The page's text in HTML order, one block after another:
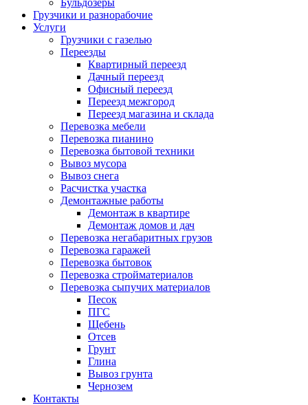
Бульдозеры
Грузчики и разнорабочие
Услуги
Грузчики с газелью
Переезды
Квартирный переезд
Дачный переезд
Офисный переезд
Переезд межгород
Переезд магазина и склада
Перевозка мебели
Перевозка пианино
Перевозка бытовой техники
Вывоз мусора
Вывоз снега
Расчистка участка
Демонтажные работы
Демонтаж в квартире
Демонтаж домов и дач
Перевозка негабаритных грузов
Перевозка гаражей
Перевозка бытовок
Перевозка стройматериалов
Перевозка сыпучих материалов
Песок
ПГС
Щебень
Отсев
Грунт
Глина
Вывоз грунта
Чернозем
Контакты